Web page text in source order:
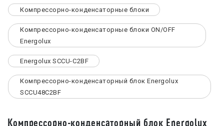
Компрессорно-конденсаторные блоки
Компрессорно-конденсаторные блоки ON/OFF
Energolux
Energolux SCCU-C2BF
Компрессорно-конденсаторный блок Energolux
SCCU48C2BF
Компрессорно-конденсаторный блок Energolux